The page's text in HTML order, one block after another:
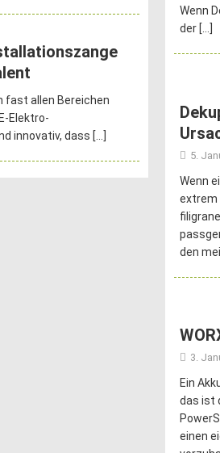
fast allen Bereichen
Elektro-
innovativ, dass […]
Wenn
der […]
5.
Wenn
extrem
den
3.
Ein
das ist
einen